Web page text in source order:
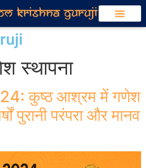
स्थापना
कुष्ठ आश्रम में गणेश
पुरानी परंपरा और मानव